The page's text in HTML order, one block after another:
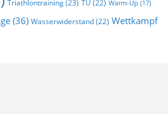
Triathlontraining(23) TÜ (22) Warm-Up (17)
(36) Wasserwiderstand(22) Wettkampf